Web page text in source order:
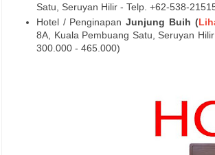
Satu, Seruyan Hilir - Telp. +62-538-
Hotel / Penginapan Junjung Buih (
8A, Kuala Pembuang Satu, Seruyan
300.000 - 465.000)